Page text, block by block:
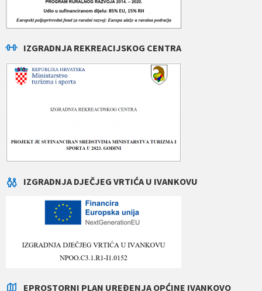
IZGRADNJA REKREACIJSKOG CENTRA
IZGRADNJA DJEČJEG VRTIĆA U IVANKOVU
EPROSTORNI PLAN UREĐENJA OPĆINE IVANKOVO